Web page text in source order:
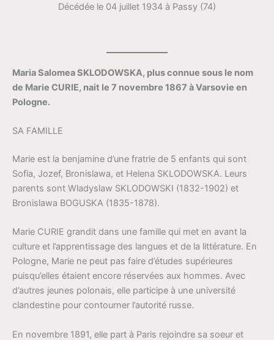
Décédée le 04 juillet 1934 à Passy (74)
Maria Salomea SKLODOWSKA, plus connue sous le nom
de Marie CURIE, nait le 7 novembre 1867 à Varsovie en
Pologne.
SA FAMILLE
Marie est la benjamine d’une fratrie de 5 enfants qui sont
Sofia, Jozef, Bronislawa, et Helena SKLODOWSKA. Leurs
parents sont Wladyslaw SKLODOWSKI (1832-1902) et
Bronislawa BOGUSKA (1835-1878).
Marie CURIE grandit dans une famille qui met en avant la
culture et l’apprentissage des langues et de la littérature. En
Pologne, Marie ne peut pas faire d’études supérieures
puisqu’elles étaient encore réservées aux hommes. Avec
d’autres jeunes polonais, elle participe à une université
clandestine pour contourner l’autorité russe.
En novembre 1891, elle part à Paris rejoindre sa soeur et